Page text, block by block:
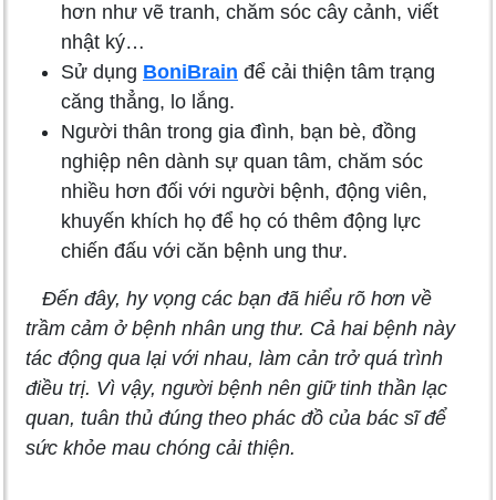
hơn như vẽ tranh, chăm sóc cây cảnh, viết
nhật ký…
Sử dụng BoniBrain để cải thiện tâm trạng
căng thẳng, lo lắng.
Người thân trong gia đình, bạn bè, đồng
nghiệp nên dành sự quan tâm, chăm sóc
nhiều hơn đối với người bệnh, động viên,
khuyến khích họ để họ có thêm động lực
chiến đấu với căn bệnh ung thư.
Đến đây, hy vọng các bạn đã hiểu rõ hơn về
trầm cảm ở bệnh nhân ung thư. Cả hai bệnh này
tác động qua lại với nhau, làm cản trở quá trình
điều trị. Vì vậy, người bệnh nên giữ tinh thần lạc
quan, tuân thủ đúng theo phác đồ của bác sĩ để
sức khỏe mau chóng cải thiện.